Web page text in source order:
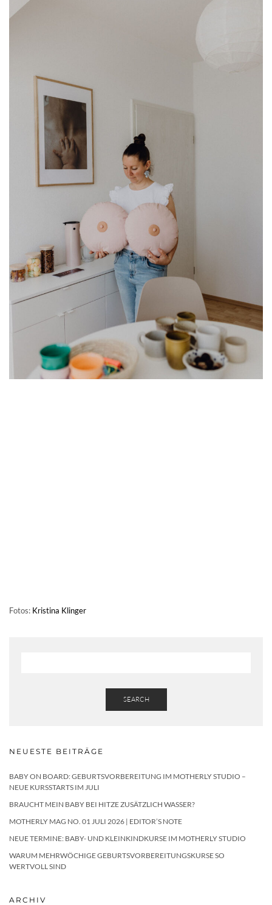
Fotos: Kristina Klinger
SEARCH
NEUESTE BEITRÄGE
BABY ON BOARD: GEBURTSVORBEREITUNG IM MOTHERLY STUDIO –
NEUE KURSSTARTS IM JULI
BRAUCHT MEIN BABY BEI HITZE ZUSÄTZLICH WASSER?
MOTHERLY MAG NO. 01 JULI 2026 | EDITOR’S NOTE
NEUE TERMINE: BABY- UND KLEINKINDKURSE IM MOTHERLY STUDIO
WARUM MEHRWÖCHIGE GEBURTSVORBEREITUNGSKURSE SO
WERTVOLL SIND
ARCHIV